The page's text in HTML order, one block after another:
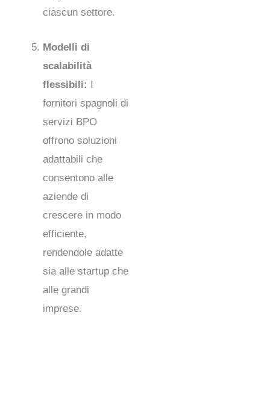
ciascun settore.
Modelli di
scalabilità
flessibili: I
fornitori spagnoli di
servizi BPO
offrono soluzioni
adattabili che
consentono alle
aziende di
crescere in modo
efficiente,
rendendole adatte
sia alle startup che
alle grandi
imprese.